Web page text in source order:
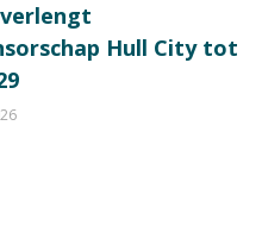
Hull City tot